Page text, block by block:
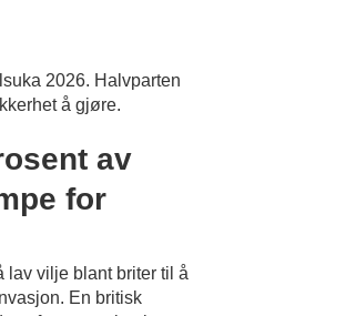
2026. Halvparten
å gjøre.PLUSS
av
for
lav vilje blant briter til å
En britisk